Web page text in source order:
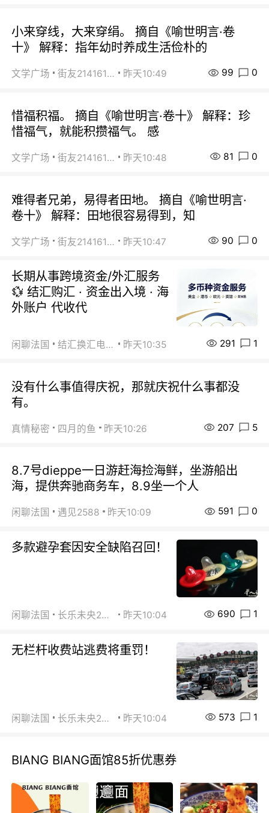
小来穿线，大来穿绢。 摘自《喻世明言·卷
十》 解释：指年幼时养成生活俭朴的
文学广场 街友21416156 昨天10:49 99 0
惜福积福。 摘自《喻世明言·卷十》 解释：珍
惜福气，就能积攒福气。 感
文学广场 街友21416156 昨天10:48 81 0
难得者兄弟，易得者田地。 摘自《喻世明言·
卷十》 解释：田地很容易得到，知
文学广场 街友21416156 昨天10:47 90 0
长期从事跨境资金/外汇服务
💱 结汇购汇 · 资金出入境 · 海
外账户 代收代
闲聊法国 结汇换汇电汇 昨天10:35 291 1
没有什么事值得庆祝，那就庆祝什么事都没
有。
真情秘密 四月的鱼 昨天10:26 207 5
8.7号dieppe一日游赶海捡海鲜，坐游船出
海，提供奔驰商务车，8.9坐一个人
闲聊法国 遇见2588 昨天10:09 591 0
多款避孕套因安全缺陷召回！
闲聊法国 长乐未央2015 昨天10:04 690 1
无栏杆收费站逃费将重罚！
闲聊法国 长乐未央2015 昨天10:04 573 1
BIANG BIANG面馆85折优惠券